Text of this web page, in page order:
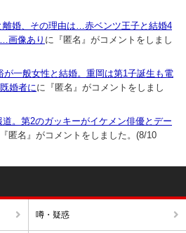
離婚、その理由は…赤ベンツ王子と結婚4
画像あり に『匿名』がコメントをしまし
が一般女性と結婚。重岡は第1子誕生も電
婚者にに『匿名』がコメントをしまし
。第2のガッキーがイケメン俳優とデー
匿名』がコメントをしました。(8/10
噂・疑惑